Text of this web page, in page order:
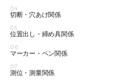
04
切断・穴あけ関係
05
位置出し・締め具関係
06
マーカー・ペン関係
07
測位・測量関係